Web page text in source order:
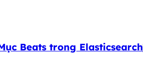
Beats trong Elasticsearch